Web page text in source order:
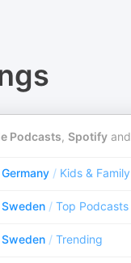
Podcasts, Spotify and
Germany / Kids & Family
Sweden / Top Podcasts
Sweden / Trending